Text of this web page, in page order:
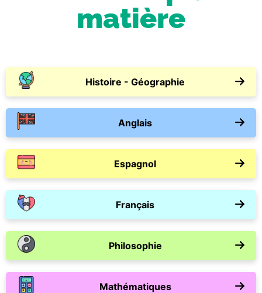
matière
Histoire - Géographie
Anglais
Espagnol
Français
Philosophie
Mathématiques